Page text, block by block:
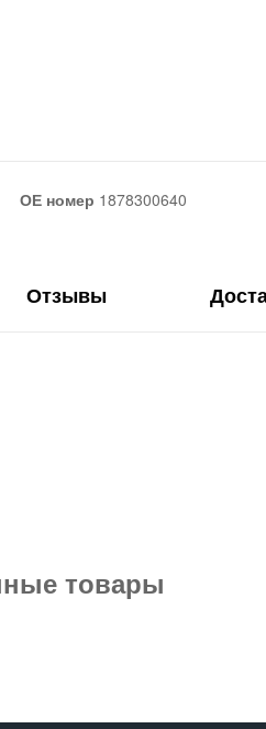
ОЕ номер 1878300640
Отзывы
товары